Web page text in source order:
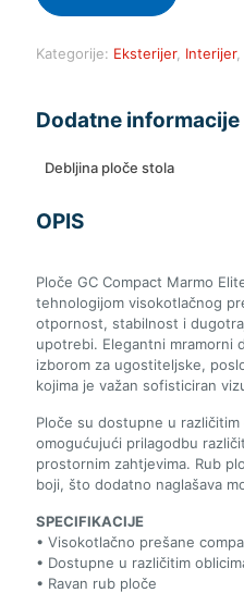
Kategorije: Eksterijer, Interijer,
Dodatne informacije
Debljina ploče stola
OPIS
Ploče GC Compact Marmo
tehnologijom visokotlačnog
otpornost, stabilnost i
upotrebi. Elegantni mramorni
izborom za ugostiteljske,
kojima je važan sofisticiran
Ploče su dostupne u različitim
omogućujući prilagodbu
prostornim zahtjevima. Rub
boji, što dodatno naglašava
SPECIFIKACIJE
• Visokotlačno prešane
• Dostupne u različitim
• Ravan rub ploče